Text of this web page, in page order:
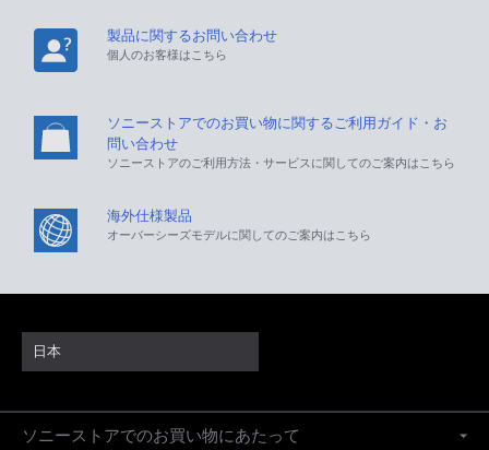
製品に関するお問い合わせ
個人のお客様はこちら
ソニーストアでのお買い物に関するご利用ガイド・お
問い合わせ
ソニーストアのご利用方法・サービスに関してのご案内はこちら
海外仕様製品
オーバーシーズモデルに関してのご案内はこちら
日本
ソニーストアでのお買い物にあたって